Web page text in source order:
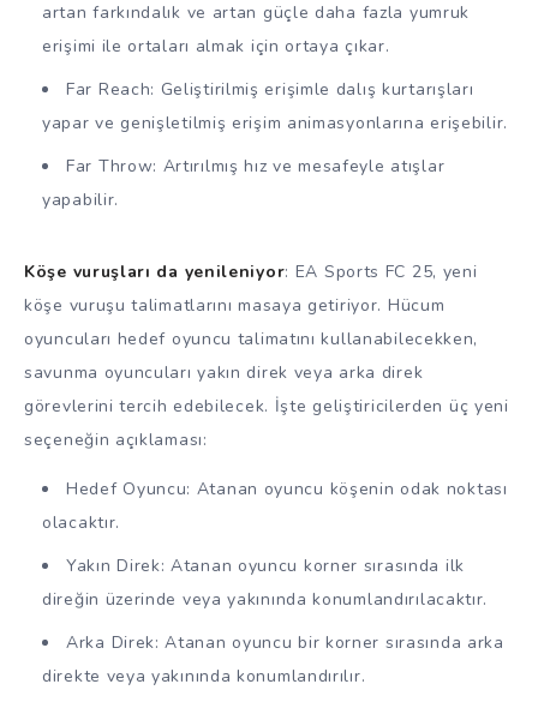
artan farkındalık ve artan güçle daha fazla yumruk
erişimi ile ortaları almak için ortaya çıkar.
Far Reach: Geliştirilmiş erişimle dalış kurtarışları
yapar ve genişletilmiş erişim animasyonlarına erişebilir.
Far Throw: Artırılmış hız ve mesafeyle atışlar
yapabilir.
Köşe vuruşları da yenileniyor: EA Sports FC 25, yeni
köşe vuruşu talimatlarını masaya getiriyor. Hücum
oyuncuları hedef oyuncu talimatını kullanabilecekken,
savunma oyuncuları yakın direk veya arka direk
görevlerini tercih edebilecek. İşte geliştiricilerden üç yeni
seçeneğin açıklaması:
Hedef Oyuncu: Atanan oyuncu köşenin odak noktası
olacaktır.
Yakın Direk: Atanan oyuncu korner sırasında ilk
direğin üzerinde veya yakınında konumlandırılacaktır.
Arka Direk: Atanan oyuncu bir korner sırasında arka
direkte veya yakınında konumlandırılır.